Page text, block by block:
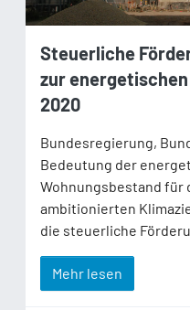
Steuerliche
zur
2020
Bundesregierung,
Bedeutung der
Wohnungsbestand für
ambitionierten
die steuerliche
Mehr lesen